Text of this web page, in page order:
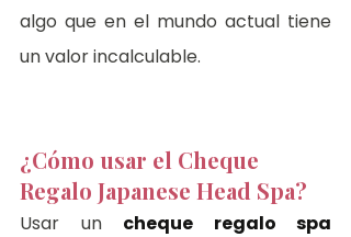
algo que en el mundo actual tiene
un valor incalculable.
¿Cómo usar el Cheque
Regalo Japanese Head Spa?
Usar un cheque regalo spa